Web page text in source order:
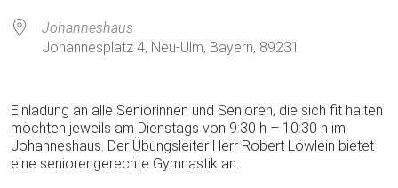
Johanneshaus
Johannesplatz 4, Neu-Ulm, Bayern, 89231
Einladung an alle Seniorinnen und Senioren, die sich fit halten
möchten jeweils am Dienstags von 9:30 h – 10:30 h im
Johanneshaus. Der Übungsleiter Herr Robert Löwlein bietet
eine seniorengerechte Gymnastik an.